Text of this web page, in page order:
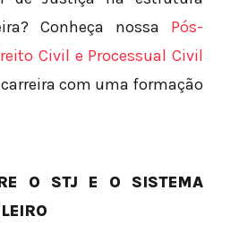
Conheça nossa Pós-
Civil e Processual Civil
com uma formação
O STJ E O SISTEMA